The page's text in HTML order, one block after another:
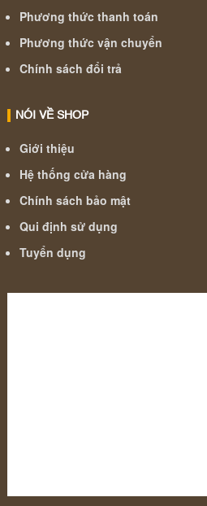
Phương thức thanh toán
Phương thức vận chuyển
Chính sách đổi trả
NÓI VỀ SHOP
Giới thiệu
Hệ thống cửa hàng
Chính sách bảo mật
Qui định sử dụng
Tuyển dụng